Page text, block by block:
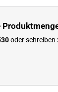
oder schreiben